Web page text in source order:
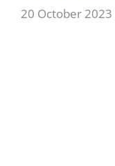
20 October 2023